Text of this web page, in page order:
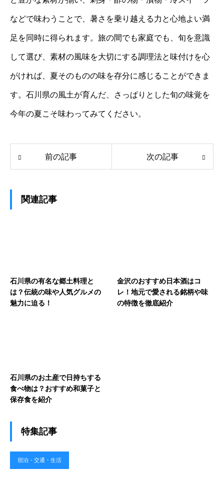
などで味わうことで、暑さを乗り越える力と心地よい満
足を同時に得られます。旅の間でも家庭でも、旬を意識
して選び、素材の風味を大切にする調理法と味付けを心
がければ、夏そのものの味を存分に感じることができま
す。石川県の風土が育んだ、さっぱりとした旬の味覚を
今年の夏こそ味わってみてください。
前の記事 次の記事
関連記事
石川県の有名な郷土料理と
は？伝統の味や人気グルメの
魅力に迫る！
金沢のおすすめ日本酒はコ
レ！地元で愛される銘柄や味
の特徴を徹底紹介
石川県のお土産で日持ちする
食べ物は？おすすめ和菓子と
保存食を紹介
特集記事
宿泊・交通・生活